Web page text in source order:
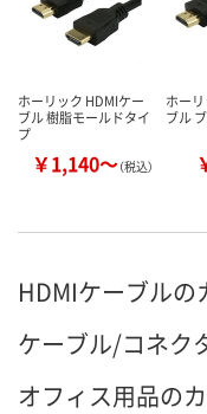
ホーリック HDMIケー
ブル 樹脂モールドタイ
プ
￥1,140～（税込）
ホー
ブル
HDMIケーブルの
ケーブル/コネク
オフィス用品の